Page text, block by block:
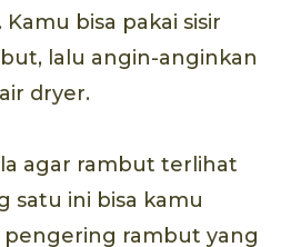
bisa pakai sisir
lalu angin-anginkan
dryer.
agar rambut terlihat
satu ini bisa kamu
rambut yang